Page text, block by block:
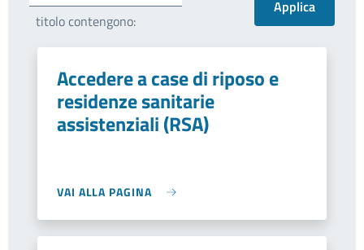
titolo contengono:
Accedere a case di riposo e
residenze sanitarie
assistenziali (RSA)
VAI ALLA PAGINA